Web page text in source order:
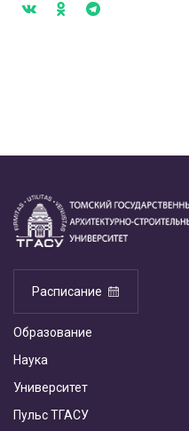
Расписание
Образование
Наука
Университет
Пульс ТГАСУ